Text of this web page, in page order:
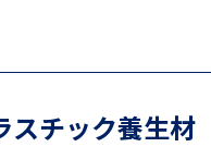
スチック養生材